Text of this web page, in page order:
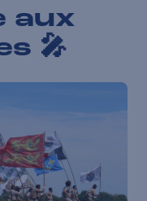
aux
🎤